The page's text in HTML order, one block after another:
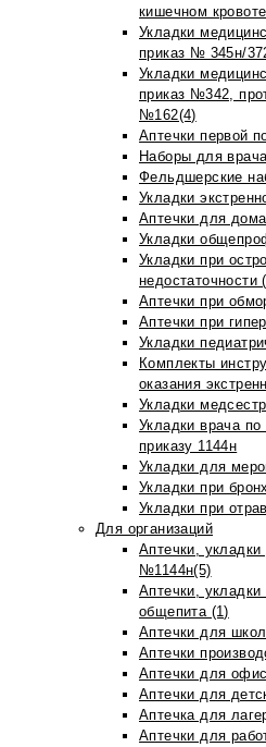
кишечном
Укладки
приказ № 345н/
Укладки
приказ №342,
№162(4)
Аптечки первой
Наборы для
Фельдшерские
Укладки
Аптечки для
Укладки
Укладки при
недостаточности
Аптечки при
Аптечки при
Укладки
Комплекты
оказания
Укладки
Укладки врача
приказу 1144н
Укладки для
Укладки при
Укладки при
Для организаций
Аптечки,
№1144н(5)
Аптечки,
общепита (1)
Аптечки для
Аптечки
Аптечки для
Аптечки для
Аптечка для
Аптечки для